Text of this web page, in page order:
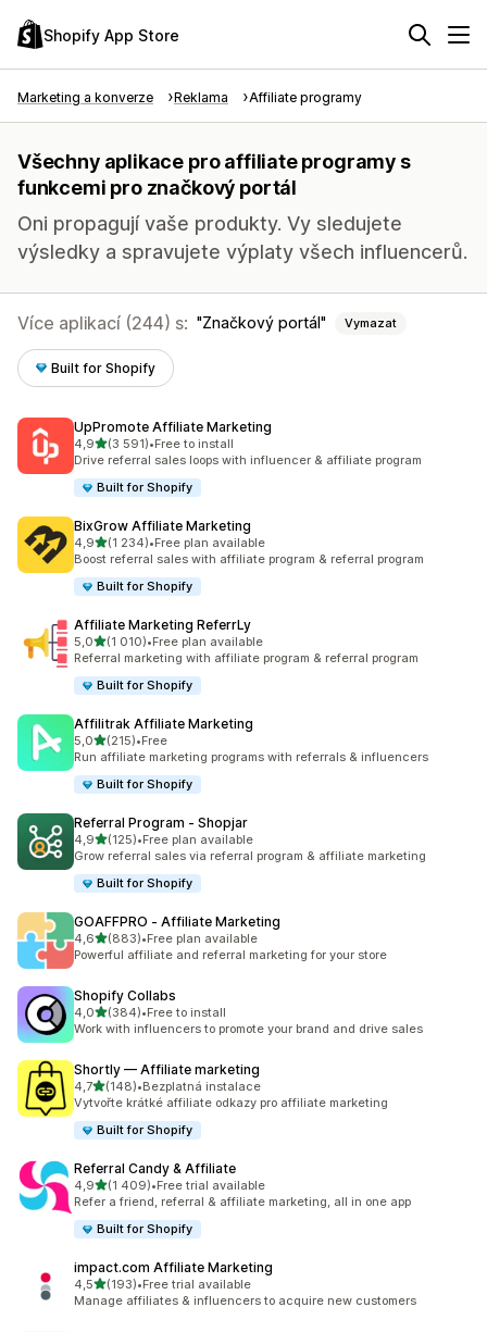
Shopify App Store
Marketing a konverze Reklama Affiliate programy
Všechny aplikace pro affiliate programy s
funkcemi pro značkový portál
Oni propagují vaše produkty. Vy sledujete
výsledky a spravujete výplaty všech influencerů.
Více aplikací (244) s: Značkový portál Vymazat
Built for Shopify
UpPromote Affiliate Marketing
4,9z 5 hvězd
(3 591)
Celkový počet recenzí: 3591
•Free to install
Drive referral sales loops with influencer & affiliate program
Built for Shopify
BixGrow Affiliate Marketing
4,9z 5 hvězd
(1 234)
Celkový počet recenzí: 1234
•Free plan available
Boost referral sales with affiliate program & referral program
Built for Shopify
Affiliate Marketing ReferrLy
5,0z 5 hvězd
(1 010)
Celkový počet recenzí: 1010
•Free plan available
Referral marketing with affiliate program & referral program
Built for Shopify
Affilitrak Affiliate Marketing
5,0z 5 hvězd
(215)
Celkový počet recenzí: 215
•Free
Run affiliate marketing programs with referrals & influencers
Built for Shopify
Referral Program ‑ Shopjar
4,9z 5 hvězd
(125)
Celkový počet recenzí: 125
•Free plan available
Grow referral sales via referral program & affiliate marketing
Built for Shopify
GOAFFPRO ‑ Affiliate Marketing
4,6z 5 hvězd
(883)
Celkový počet recenzí: 883
•Free plan available
Powerful affiliate and referral marketing for your store
Shopify Collabs
4,0z 5 hvězd
(384)
Celkový počet recenzí: 384
•Free to install
Work with influencers to promote your brand and drive sales
Shortly — Affiliate marketing
4,7z 5 hvězd
(148)
Celkový počet recenzí: 148
•Bezplatná instalace
Vytvořte krátké affiliate odkazy pro affiliate marketing
Built for Shopify
Referral Candy & Affiliate
4,9z 5 hvězd
(1 409)
Celkový počet recenzí: 1409
•Free trial available
Refer a friend, referral & affiliate marketing, all in one app
Built for Shopify
impact.com Affiliate Marketing
4,5z 5 hvězd
(193)
Celkový počet recenzí: 193
•Free trial available
Manage affiliates & influencers to acquire new customers